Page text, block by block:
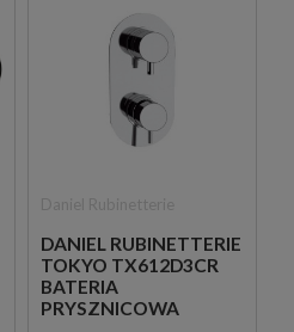
DANIEL RUBINETTERIE
TOKYO TX612D3CR
BATERIA
PRYSZNICOWA